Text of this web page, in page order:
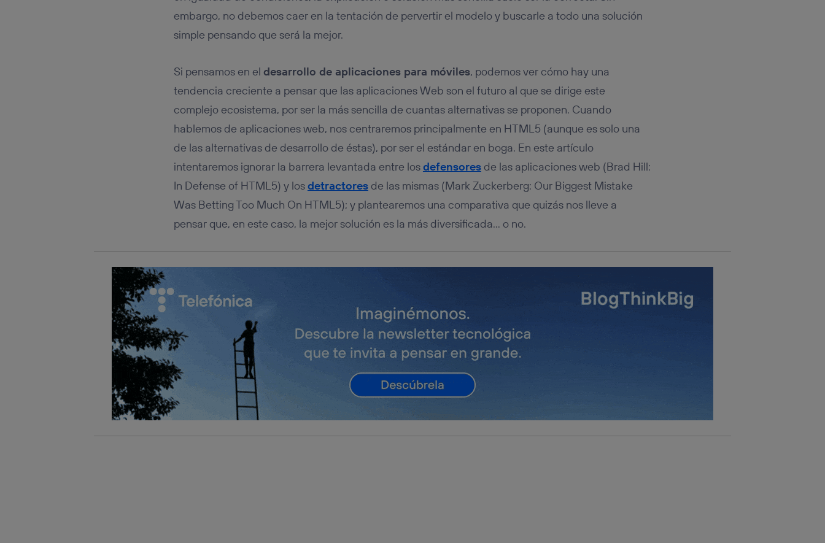
embargo, no debemos caer en la tentación de pervertir el modelo y buscarle a todo una solución
simple pensando que será la mejor.
Si pensamos en el desarrollo de aplicaciones para móviles, podemos ver cómo hay una
tendencia creciente a pensar que las aplicaciones Web son el futuro al que se dirige este
complejo ecosistema, por ser la más sencilla de cuantas alternativas se proponen. Cuando
hablemos de aplicaciones web, nos centraremos principalmente en HTML5 (aunque es solo una
de las alternativas de desarrollo de éstas), por ser el estándar en boga. En este artículo
intentaremos ignorar la barrera levantada entre losdefensoresde las aplicaciones web (Brad Hill:
In Defense of HTML5) y losdetractoresde las mismas (Mark Zuckerberg: Our Biggest Mistake
Was Betting Too Much On HTML5); y plantearemos una comparativa que quizás nos lleve a
pensar que, en este caso, la mejor solución es la más diversificada… o no.
conecte su dispositivo y consienta el uso de la tecnología recibirá el mismo identificador.
Si utilizas unaconexión de banda ancha
hayan dado su consentimiento.
datos móviles
, el marketing será más personalizado, ya que se basará
únicamente en la navegación del usuario del móvil.
Puedes gestionar los consentimientos Utiq seleccionando “Administrar Utiq” en la parte
inferior de esta página web o visitando el
portal de privacidad de Utiq (“consenthub”)
Para más información, consulta la política de privacidad de Utiq .